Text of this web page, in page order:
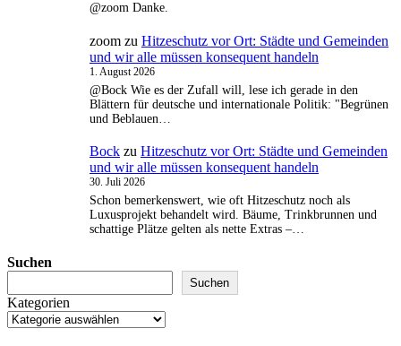
@zoom Danke.
zoom zu Hitzeschutz vor Ort: Städte und Gemeinden
und wir alle müssen konsequent handeln
1. August 2026
@Bock Wie es der Zufall will, lese ich gerade in den
Blättern für deutsche und internationale Politik: "Begrünen
und Beblauen…
Bock zu Hitzeschutz vor Ort: Städte und Gemeinden
und wir alle müssen konsequent handeln
30. Juli 2026
Schon bemerkenswert, wie oft Hitzeschutz noch als
Luxusprojekt behandelt wird. Bäume, Trinkbrunnen und
schattige Plätze gelten als nette Extras –…
Suchen
Suchen
Kategorien